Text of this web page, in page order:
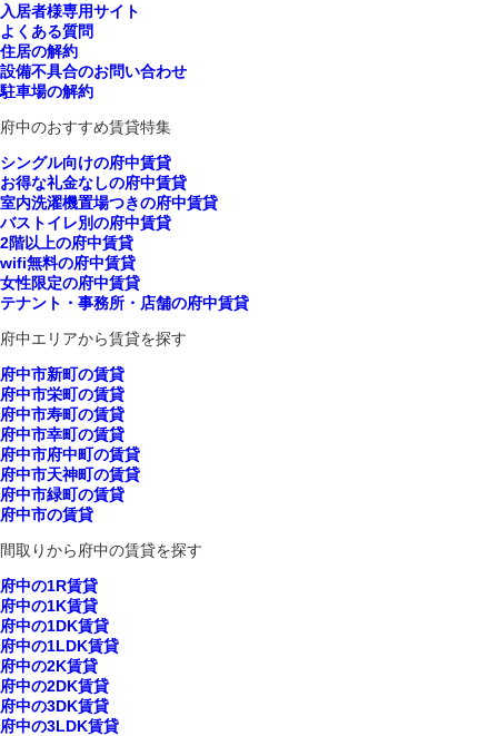
入居者様専用サイト
よくある質問
住居の解約
設備不具合のお問い合わせ
駐車場の解約
府中のおすすめ賃貸特集
シングル向けの府中賃貸
お得な礼金なしの府中賃貸
室内洗濯機置場つきの府中賃貸
バストイレ別の府中賃貸
2階以上の府中賃貸
wifi無料の府中賃貸
女性限定の府中賃貸
テナント・事務所・店舗の府中賃貸
府中エリアから賃貸を探す
府中市新町の賃貸
府中市栄町の賃貸
府中市寿町の賃貸
府中市幸町の賃貸
府中市府中町の賃貸
府中市天神町の賃貸
府中市緑町の賃貸
府中市の賃貸
間取りから府中の賃貸を探す
府中の1R賃貸
府中の1K賃貸
府中の1DK賃貸
府中の1LDK賃貸
府中の2K賃貸
府中の2DK賃貸
府中の3DK賃貸
府中の3LDK賃貸